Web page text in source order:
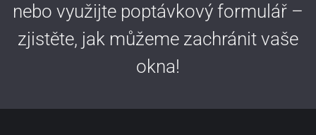
nebo využijte poptávkový formulář –
zjistěte, jak můžeme zachránit vaše
okna!